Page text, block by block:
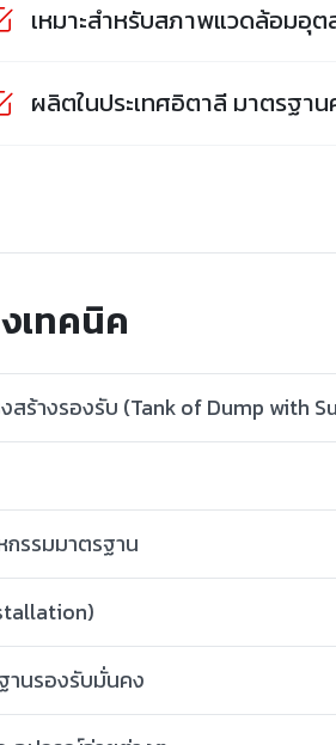
เหมาะสำหรับสภาพแวดล้อมอุต
ผลิตในประเทศอิตาลี มาตรฐ
เทคนิค
สร้างรองรับ (Tank of Dump with
รรมมาตรฐาน
านรองรับมั่นคง